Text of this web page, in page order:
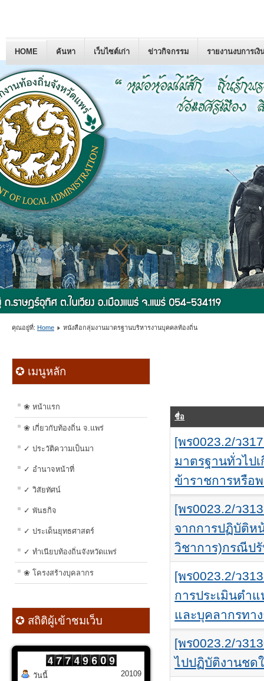
HOME ค้นหา เว็บไซต์เก่า ข่าวกิจกรรม รายงานงบการเงิ
คุณอยู่ที่: Home หนังสือกลุ่มงานมาตรฐานบริหารงานบุคคลท้องถิ่น
✪ เมนูหลัก
❀ หน้าแรก
❀ เกี่ยวกับท้องถิ่น จ.แพร่
✓ ประวัติความเป็นมา
✓ อำนาจหน้าที่
✓ วิสัยทัศน์
✓ พันธกิจ
✓ ประเด็นยุทธศาสตร์
✓ ทำเนียบท้องถิ่นจังหวัดแพร่
❀ โครงสร้างบุคลากร
✪ สถิติผู้เข้าชมเว็บ
วันนี้
20109
ชื่อ
[พร0023.2/ว
มาตรฐานทั่วไป
ข้าราชการหรือ
[พร0023.2/ว
จากการปฏิบัติห
วิชาการ)กรณีปรั
[พร0023.2/ว
การประเมินตำ
และบุคลากรทา
[พร0023.2/ว
ไปปฏิบัติงานชด